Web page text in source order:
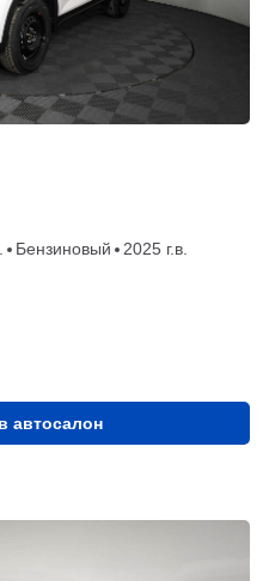
Бензиновый
2025 г.в.
автосалон